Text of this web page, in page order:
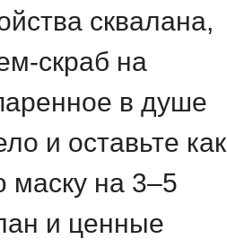
сквалана,
скраб на
в душе
и оставьте как
маску на 3–5
и ценные